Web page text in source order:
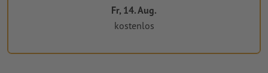
Fr, 14. Aug.
kostenlos